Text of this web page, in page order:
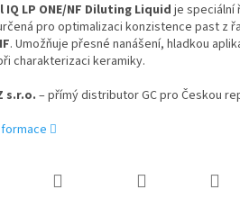
IQ LP ONE/NF Diluting Liquid je speciální
pro optimalizaci konzistence past z
. Umožňuje přesné nanášení, hladkou
charakterizaci keramiky.
s.r.o. – přímý distributor GC pro Českou